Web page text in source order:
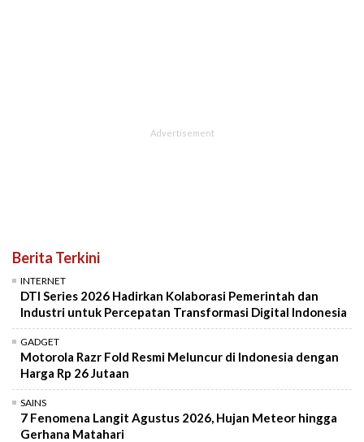
Berita Terkini
INTERNET
DTI Series 2026 Hadirkan Kolaborasi Pemerintah dan
Industri untuk Percepatan Transformasi Digital Indonesia
GADGET
Motorola Razr Fold Resmi Meluncur di Indonesia dengan
Harga Rp 26 Jutaan
SAINS
7 Fenomena Langit Agustus 2026, Hujan Meteor hingga
Gerhana Matahari